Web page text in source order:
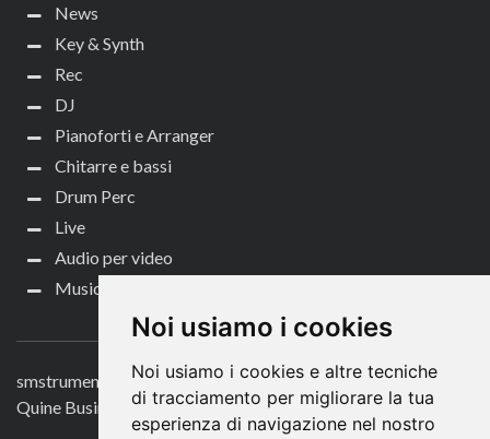
Noi usiamo i cookies
Noi usiamo i cookies e altre tecniche
di tracciamento per migliorare la tua
esperienza di navigazione nel nostro
News
Key & Synth
Rec
DJ
Pianoforti e Arranger
Chitarre e bassi
Drum Perc
Live
Audio per video
Music Life
CONTATTACI
smstrumentimusicali.it
Quine Business Publisher